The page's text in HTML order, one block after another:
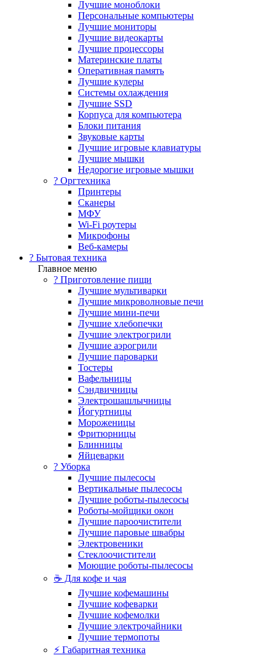
Лучшие моноблоки
Персональные компьютеры
Лучшие мониторы
Лучшие видеокарты
Лучшие процессоры
Материнские платы
Оперативная память
Лучшие кулеры
Системы охлаждения
Лучшие SSD
Корпуса для компьютера
Блоки питания
Звуковые карты
Лучшие игровые клавиатуры
Лучшие мышки
Недорогие игровые мышки
?️ Оргтехника
Принтеры
Сканеры
МФУ
Wi-Fi роутеры
Микрофоны
Веб-камеры
? Бытовая техника
Главное меню
? Приготовление пищи
Лучшие мультиварки
Лучшие микроволновые печи
Лучшие мини-печи
Лучшие хлебопечки
Лучшие электрогрили
Лучшие аэрогрили
Лучшие пароварки
Тостеры
Вафельницы
Сэндвичницы
Электрошашлычницы
Йогуртницы
Мороженицы
Фритюрницы
Блинницы
Яйцеварки
? Уборка
Лучшие пылесосы
Вертикальные пылесосы
Лучшие роботы-пылесосы
Роботы-мойщики окон
Лучшие пароочистители
Лучшие паровые швабры
Электровеники
Стеклоочистители
Моющие роботы-пылесосы
☕ Для кофе и чая
Лучшие кофемашины
Лучшие кофеварки
Лучшие кофемолки
Лучшие электрочайники
Лучшие термопоты
⚡ Габаритная техника